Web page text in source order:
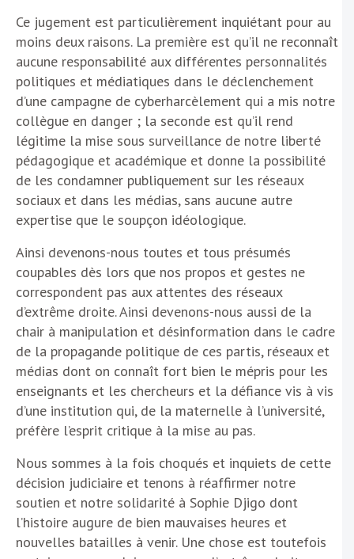
Ce jugement est particulièrement inquiétant pour au
moins deux raisons. La première est qu’il ne reconnaît
aucune responsabilité aux différentes personnalités
politiques et médiatiques dans le déclenchement
d’une campagne de cyberharcèlement qui a mis notre
collègue en danger ; la seconde est qu’il rend
légitime la mise sous surveillance de notre liberté
pédagogique et académique et donne la possibilité
de les condamner publiquement sur les réseaux
sociaux et dans les médias, sans aucune autre
expertise que le soupçon idéologique.
Ainsi devenons-nous toutes et tous présumés
coupables dès lors que nos propos et gestes ne
correspondent pas aux attentes des réseaux
d’extrême droite. Ainsi devenons-nous aussi de la
chair à manipulation et désinformation dans le cadre
de la propagande politique de ces partis, réseaux et
médias dont on connaît fort bien le mépris pour les
enseignants et les chercheurs et la défiance vis à vis
d’une institution qui, de la maternelle à l’université,
préfère l’esprit critique à la mise au pas.
Nous sommes à la fois choqués et inquiets de cette
décision judiciaire et tenons à réaffirmer notre
soutien et notre solidarité à Sophie Djigo dont
l’histoire augure de bien mauvaises heures et
nouvelles batailles à venir. Une chose est toutefois